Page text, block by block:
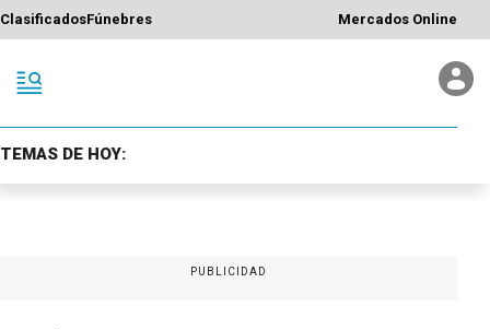
ClasificadosFúnebres Mercados Online
TEMAS DE HOY:
PUBLICIDAD